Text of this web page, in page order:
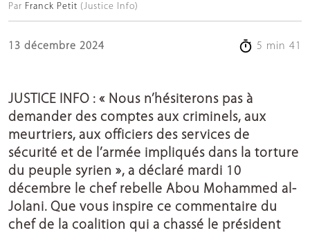
Par Franck Petit (Justice Info)
13 décembre 2024 5 min 41
JUSTICE INFO : « Nous n’hésiterons pas à
demander des comptes aux criminels, aux
meurtriers, aux officiers des services de
sécurité et de l’armée impliqués dans la torture
du peuple syrien », a déclaré mardi 10
décembre le chef rebelle Abou Mohammed al-
Jolani. Que vous inspire ce commentaire du
chef de la coalition qui a chassé le président